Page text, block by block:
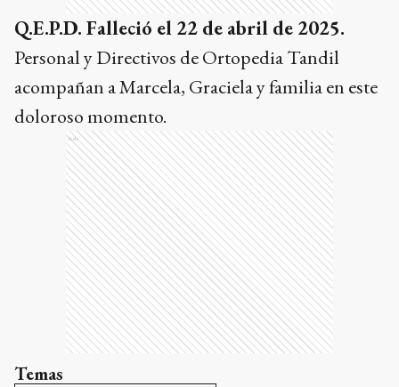
Q.E.P.D. Falleció el 22 de abril de 2025.
Personal y Directivos de Ortopedia Tandil
acompañan a Marcela, Graciela y familia en este
doloroso momento.
Ads
Temas